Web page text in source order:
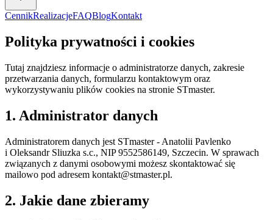
CennikRealizacjeFAQBlogKontakt
Polityka prywatności i cookies
Tutaj znajdziesz informacje o administratorze danych, zakresie
przetwarzania danych, formularzu kontaktowym oraz
wykorzystywaniu plików cookies na stronie STmaster.
1. Administrator danych
Administratorem danych jest STmaster - Anatolii Pavlenko
i Oleksandr Sliuzka s.c., NIP 9552586149, Szczecin. W sprawach
związanych z danymi osobowymi możesz skontaktować się
mailowo pod adresem kontakt@stmaster.pl.
2. Jakie dane zbieramy